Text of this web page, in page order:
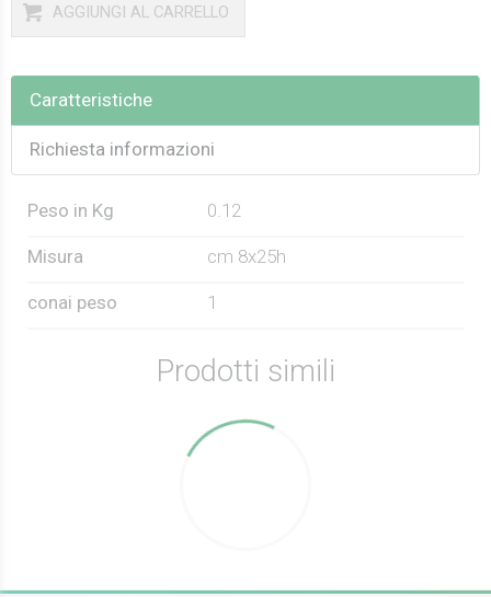
AGGIUNGI AL CARRELLO
Caratteristiche
Richiesta informazioni
Peso in Kg 0.12
Misura cm 8x25h
conai peso 1
Prodotti simili